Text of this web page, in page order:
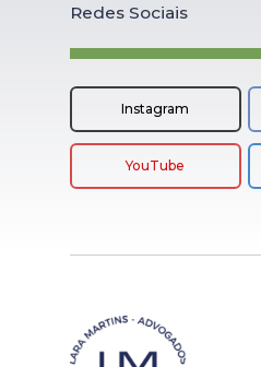
Redes Sociais
Instagram
YouTube